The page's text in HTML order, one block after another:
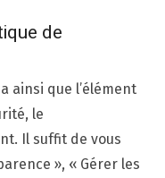
de
ainsi que l’élément
le
Il suffit de vous
», « Gérer les